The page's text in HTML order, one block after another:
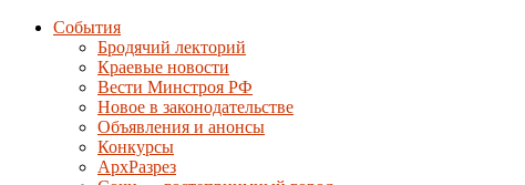
События
Бродячий лекторий
Краевые новости
Вести Минстроя РФ
Новое в законодательстве
Объявления и анонсы
Конкурсы
АрхРазрез